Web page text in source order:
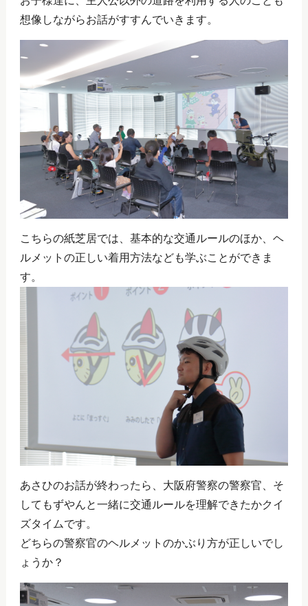
想像しながらお話がすすんでいきます。
こちらの紙芝居では、基本的な交通ルールのほか、ヘ
ルメットの正しい着用方法なども学ぶことができま
す。
あさひのお話が終わったら、大阪府警察の警察官、そ
してもずやんと一緒に交通ルールを理解できたかクイ
ズタイムです。
どちらの警察官のヘルメットのかぶり方が正しいでし
ょうか？